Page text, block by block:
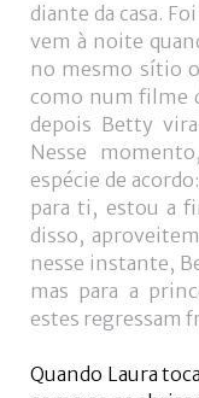
diante da casa.
vem à noite
no mesmo sítio
como num filme
depois Betty
Nesse
espécie de
para ti, estou a
disso,
nesse instante,
mas para a
estes regressam
Quando Laura